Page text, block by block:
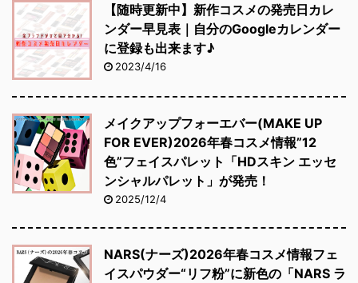
【随時更新中】新作コスメの発売日カレ
ンダー早見表｜自分のGoogleカレンダー
に登録も出来ます♪
2023/4/16
メイクアップフォーエバー(MAKE UP
FOR EVER)2026年春コスメ情報”12
色”フェイスパレット「HDスキン エッセ
ンシャルパレット」が発売！
2025/12/4
NARS(ナーズ)2026年春コスメ情報フェ
イスパウダー“リフ粉”に新色の「NARS ラ